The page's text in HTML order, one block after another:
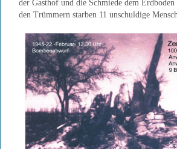
der Gasthof und die Schmiede dem
den Trümmern starben 11 unschuldige